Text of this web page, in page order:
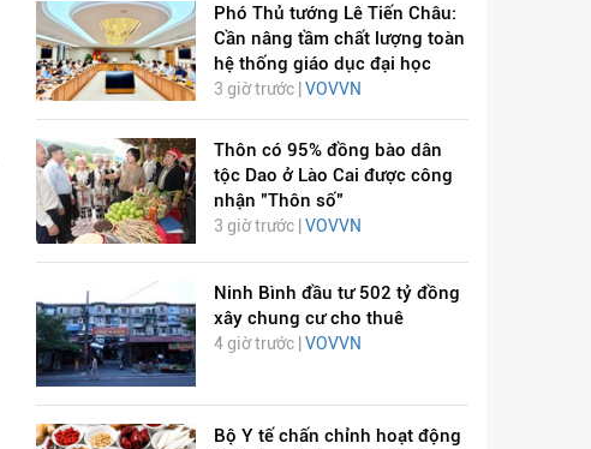
Phó Thủ tướng Lê Tiến Châu:
Cần nâng tầm chất lượng toàn
hệ thống giáo dục đại học
3 giờ trước | VOVVN
Thôn có 95% đồng bào dân
tộc Dao ở Lào Cai được công
nhận "Thôn số"
3 giờ trước | VOVVN
Ninh Bình đầu tư 502 tỷ đồng
xây chung cư cho thuê
4 giờ trước | VOVVN
Bộ Y tế chấn chỉnh hoạt động